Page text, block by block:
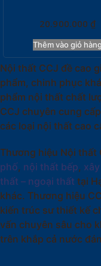
20.900.000 ₫
Thêm vào giỏ hàng
Nội thất CCJ đề cao
phẩm, chinh phục
phẩm nội thất chất
CCJ chuyên cung
các loại nội thất cao
Thương hiệu Nội thất
phố, nội thất bếp,
thất – ngoại thất tại
khác. Thương hiệu
kiến trúc sư thiết kế
vấn chuyên sâu cho
trên khắp cả nước